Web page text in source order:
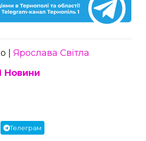
| Ярослава Світла
Новини
Телеграм